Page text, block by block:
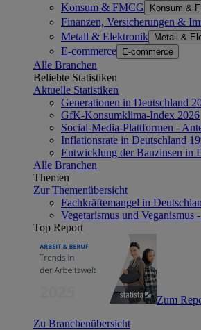
Konsum & FMCG Konsum &
Finanzen, Versicherungen &
Metall & Elektronik Metall &
E-commerce E-commerce
Alle Branchen
Beliebte Statistiken
Aktuelle Statistiken
Generationen in Deutschland
GfK-Konsumklima-Index 2026
Social-Media-Plattformen -
Inflationsrate in Deutschland
Entwicklung der Bauzinsen in
Alle Branchen
Themen
Zur Themenübersicht
Fachkräftemangel in
Vegetarismus und Veganismus
Top Report
Zum
Zu Branchenübersicht